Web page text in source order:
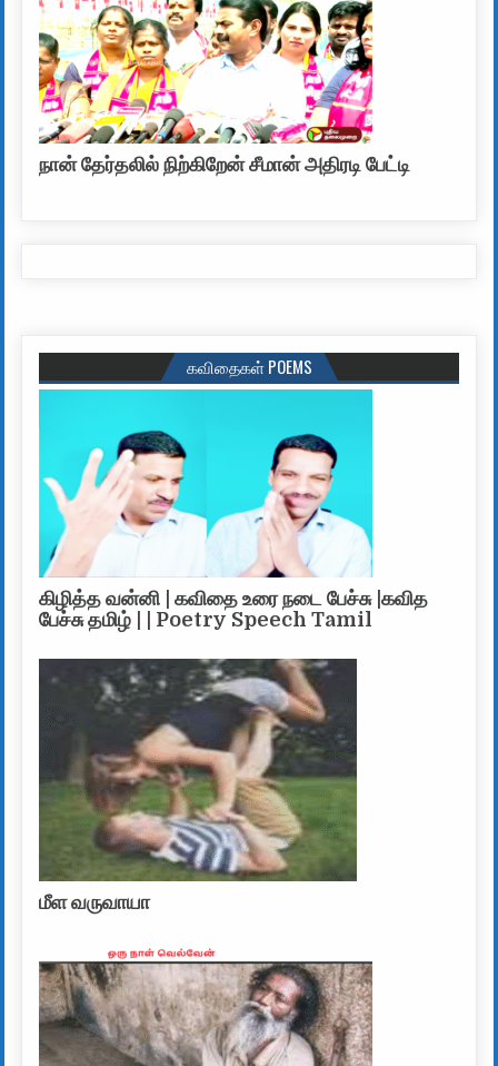
நான் தேர்தலில் நிற்கிறேன் சீமான் அதிரடி பேட்டி
கவிதைகள் POEMS
கிழித்த வன்னி | கவிதை உரை நடை பேச்சு |கவித
பேச்சு தமிழ் | | Poetry Speech Tamil
மீள வருவாயா